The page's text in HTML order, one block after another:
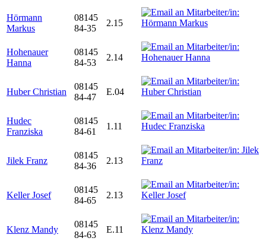
Hörmann
Markus
08145
84-35
2.15
Hohenauer
Hanna
08145
84-53
2.14
Huber Christian
08145
84-47
E.04
Hudec
Franziska
08145
84-61
1.11
Jilek Franz
08145
84-36
2.13
Keller Josef
08145
84-65
2.13
Klenz Mandy
08145
84-63
E.11